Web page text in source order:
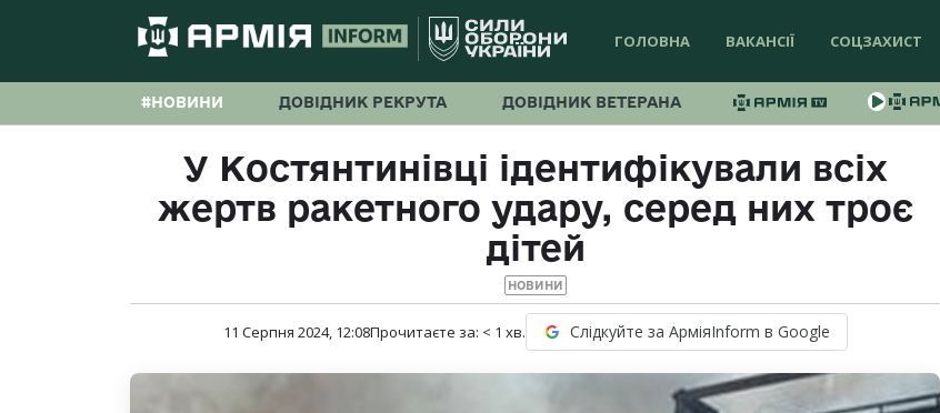
ГОЛОВНА ВАКАНСІЇ СОЦЗАХИСТ
#НОВИНИ ДОВІДНИК РЕКРУТА ДОВІДНИК ВЕТЕРАНА
У Костянтинівці ідентифікували всіх
жертв ракетного удару, серед них троє
дітей
НОВИНИ
11 Серпня 2024, 12:08Прочитаєте за: < 1 хв. Слідкуйте за АрміяInform в Google